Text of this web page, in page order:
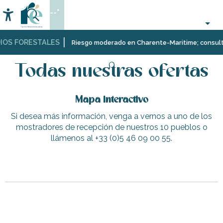
au
contenu
principal
FORESTALES Riesgo moderado en Charente-Maritime;
Accessibilité
Buscar
--°
Página Web Todas nuestras ofertas
Todas nuestras ofertas
Mapa interactivo
Si desea más información, venga a vernos a uno de los
mostradores de recepción de nuestros 10 pueblos o
llámenos al +33 (0)5 46 09 00 55.
Pase sus vacaciones cerca de la naturaleza en una